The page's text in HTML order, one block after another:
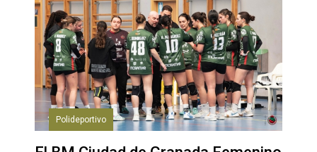
Polideportivo